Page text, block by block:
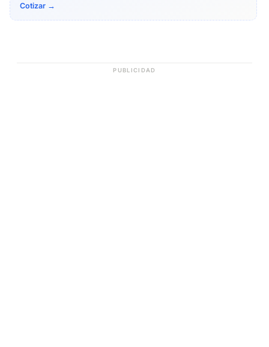
Cotizar →
PUBLICIDAD